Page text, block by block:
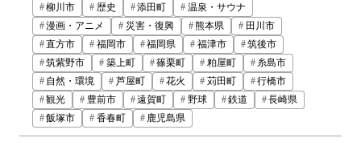
柳川市
歴史 添田町
温泉・サウナ
漫画・アニメ
災害・復興 熊本県
田川市
直方市
福岡市 福岡県 福津市
筑後市
筑紫野市
築上町 篠栗町 粕屋町
糸島市
自然・環境
芦屋町 花火 苅田町
行橋市
観光
豊前市 遠賀町 野球 鉄道
長崎県
飯塚市
香春町 鹿児島県